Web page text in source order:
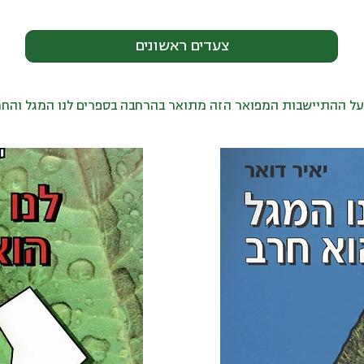
צעדים ראשונים
ההתיישבות המפואר הזה מתואר בהרחבה בספרים לנו המגל